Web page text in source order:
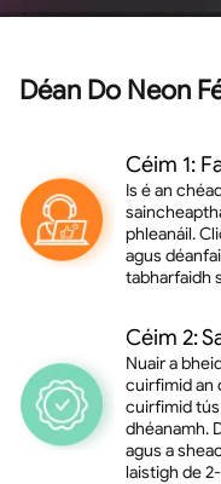
Déan Do Neon
Céim 1:
Is é an
phleanáil.
agus
tabharfaidh
Céim 2:
Nuair a
cuirfimid an
cuirfimid
dhéanamh.
agus a
laistigh de